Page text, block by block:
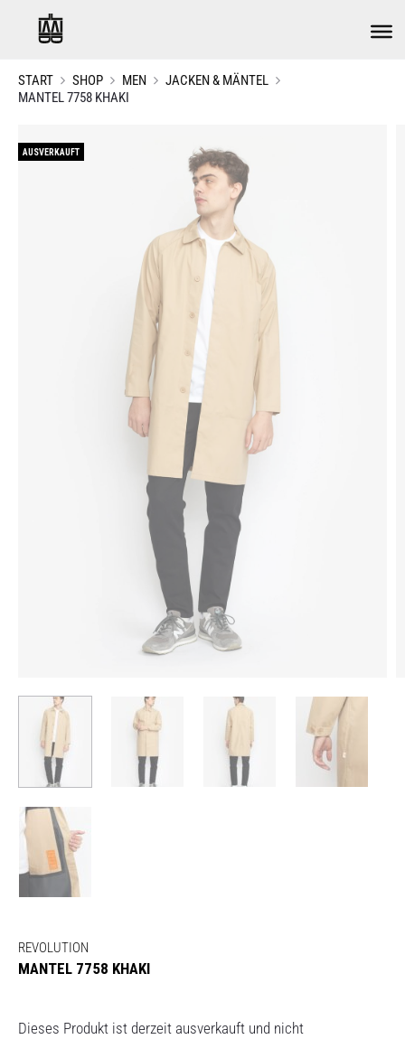
START SHOP MEN
JACKEN & MÄNTEL
MANTEL 7758 KHAKI
AUSVERKAUFT
REVOLUTION
MANTEL 7758 KHAKI
Dieses Produkt ist derzeit ausverkauft und nicht